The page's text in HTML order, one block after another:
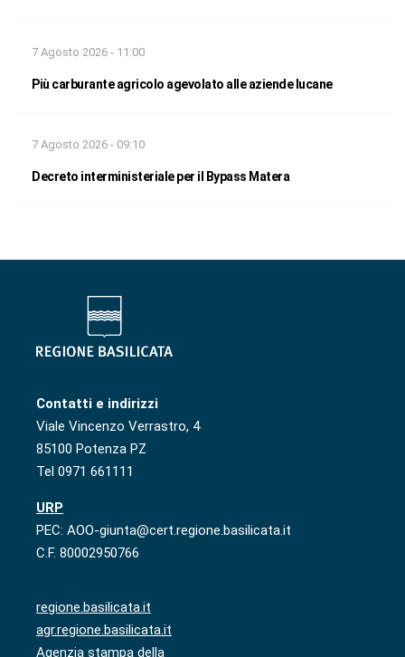
7 Agosto 2026 - 11:00
Più carburante agricolo agevolato alle aziende lucane
7 Agosto 2026 - 09:10
Decreto interministeriale per il Bypass Matera
Contatti e indirizzi
Viale Vincenzo Verrastro, 4
85100 Potenza PZ
Tel 0971 661111
URP
PEC: AOO-giunta@cert.regione.basilicata.it
C.F. 80002950766
regione.basilicata.it
agr.regione.basilicata.it
Agenzia stampa della